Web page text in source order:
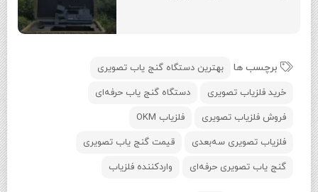
برچسب ها
بهترین دستگاه گنج یاب تصویری
خرید فلزیاب تصویری
دستگاه گنج یاب حرفه‌ای
فروش فلزیاب تصویری
فلزیاب OKM
فلزیاب تصویری سه‌بعدی
قیمت گنج یاب تصویری
گنج یاب تصویری حرفه‌ای
واردکننده فلزیاب